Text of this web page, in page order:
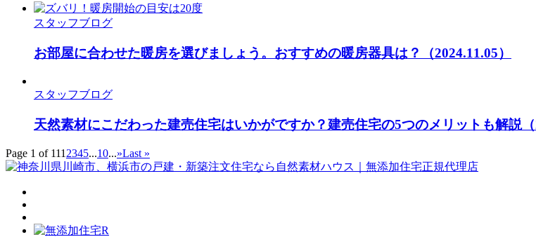
スタッフブログ
お部屋に合わせた暖房を選びましょう。おすすめの暖房器具は？ （2024.11.05）
スタッフブログ
天然素材にこだわった建売住宅はいかがですか？建売住宅の5つのメリットも解説
Page 1 of 111 2345...10...»Last »